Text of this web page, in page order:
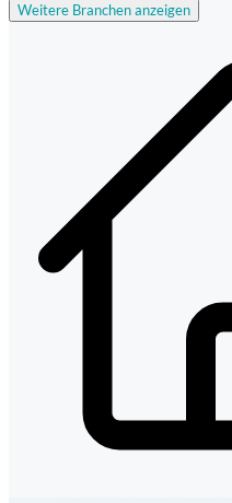
Weitere Branchen anzeigen